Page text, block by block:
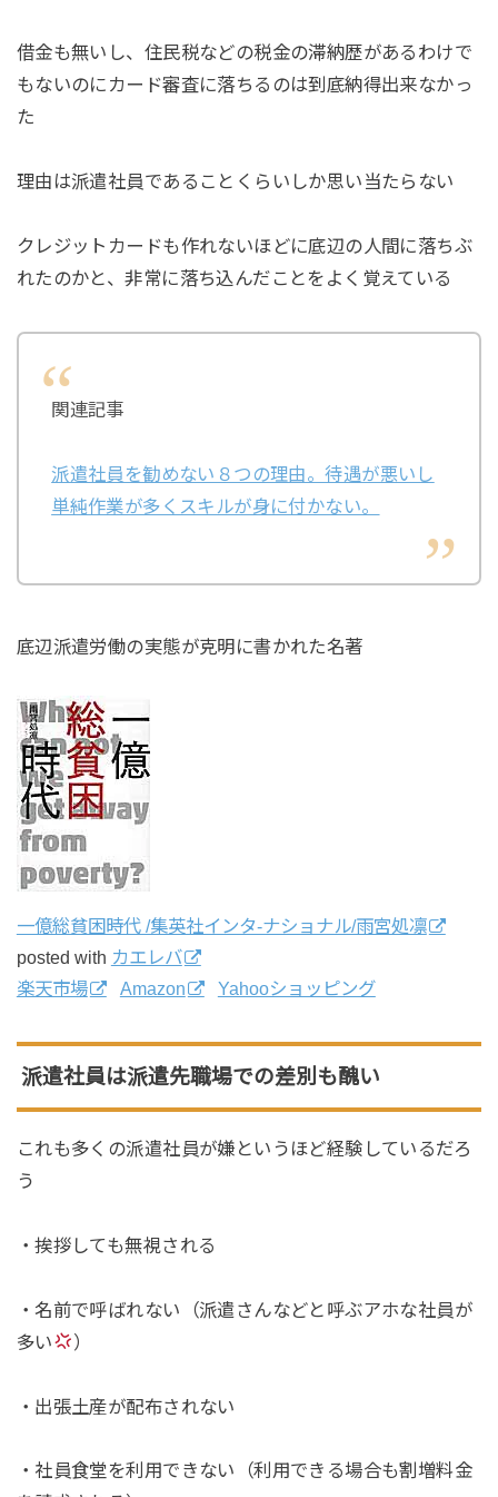
借金も無いし、住民税などの税金の滞納歴があるわけで
もないのにカード審査に落ちるのは到底納得出来なかっ
た
理由は派遣社員であることくらいしか思い当たらない
クレジットカードも作れないほどに底辺の人間に落ちぶ
れたのかと、非常に落ち込んだことをよく覚えている
関連記事
派遣社員を勧めない８つの理由。待遇が悪いし
単純作業が多くスキルが身に付かない。
底辺派遣労働の実態が克明に書かれた名著
一億総貧困時代 /集英社インタ-ナショナル/雨宮処凛
posted with カエレバ
楽天市場
Amazon Yahooショッピング
派遣社員は派遣先職場での差別も醜い
これも多くの派遣社員が嫌というほど経験しているだろ
う
・挨拶しても無視される
・名前で呼ばれない（派遣さんなどと呼ぶアホな社員が
多い
）
・出張土産が配布されない
・社員食堂を利用できない（利用できる場合も割増料金